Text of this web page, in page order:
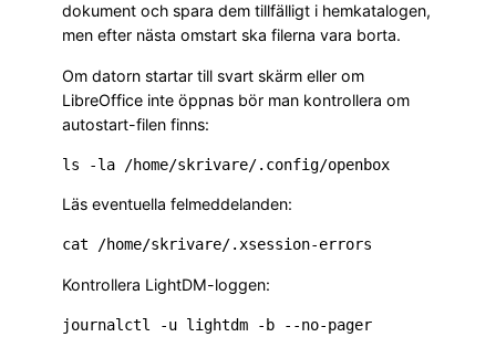
dokument och spara dem tillfälligt i hemkatalogen,
men efter nästa omstart ska filerna vara borta.
Om datorn startar till svart skärm eller om
LibreOffice inte öppnas bör man kontrollera om
autostart-filen finns:
Läs eventuella felmeddelanden:
Kontrollera LightDM-loggen: